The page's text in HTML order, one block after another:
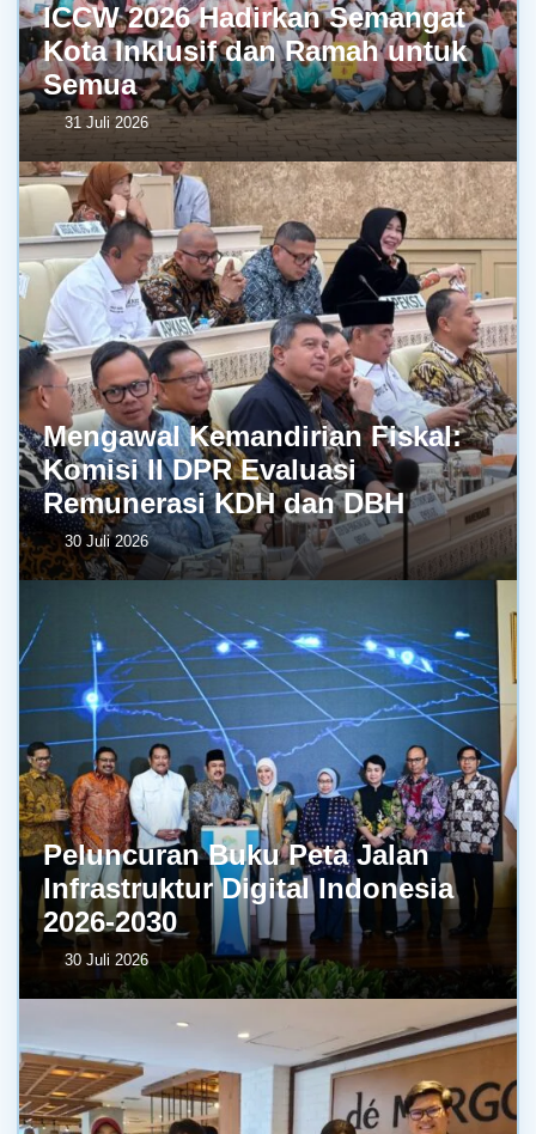
ICCW 2026 Hadirkan Semangat
Kota Inklusif dan Ramah untuk
Semua
31 Juli 2026
Mengawal Kemandirian Fiskal:
Komisi II DPR Evaluasi
Remunerasi KDH dan DBH
30 Juli 2026
Peluncuran Buku Peta Jalan
Infrastruktur Digital Indonesia
2026-2030
30 Juli 2026